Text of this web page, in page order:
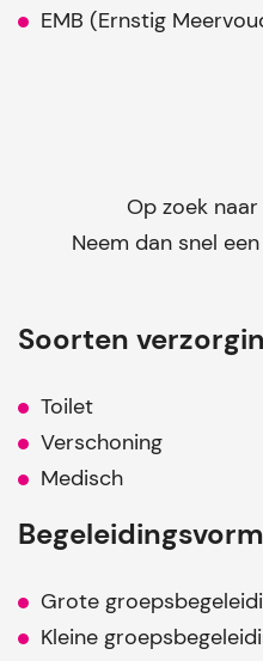
EMB (Ernstig
Op zoek
Neem dan snel
Soorten
Toilet
Verschoning
Medisch
Grote
Kleine